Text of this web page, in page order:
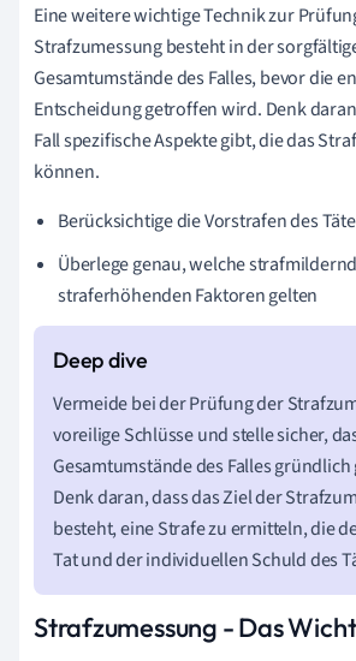
Eine weitere wichtige Technik zur
Strafzumessung besteht in der
Gesamtumstände des Falles, bevor die
Entscheidung getroffen wird. Denk
Fall spezifische Aspekte gibt, die das
können.
Berücksichtige die Vorstrafen des
Überlege genau, welche
straferhöhenden Faktoren gelten
Vermeide bei der Prüfung der
voreilige Schlüsse und stelle sicher,
Gesamtumstände des Falles
Denk daran, dass das Ziel der
besteht, eine Strafe zu ermitteln, die
Tat und der individuellen Schuld des
Strafzumessung - Das